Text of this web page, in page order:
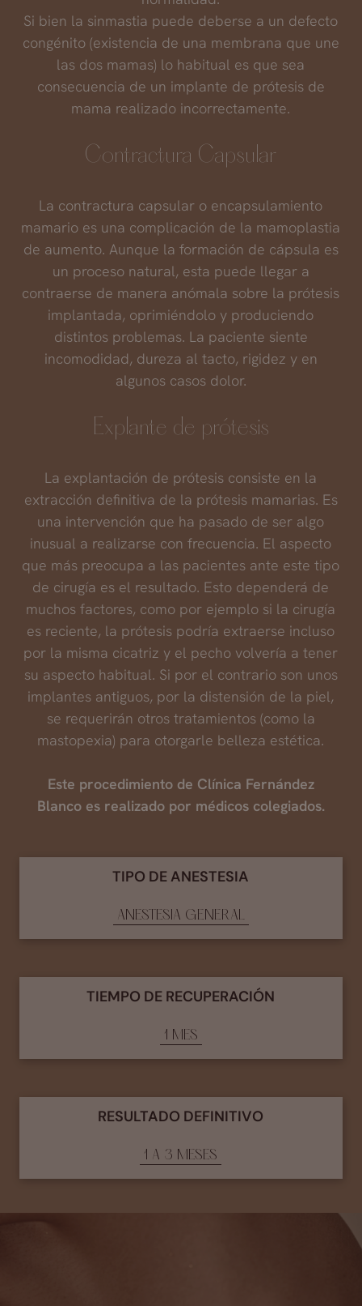
Si bien la sinmastia puede deberse a un defecto
congénito (existencia de una membrana que une
las dos mamas) lo habitual es que sea
consecuencia de un implante de prótesis de
mama realizado incorrectamente.
Contractura Capsular
La contractura capsular o encapsulamiento
mamario es una complicación de la mamoplastia
de aumento. Aunque la formación de cápsula es
un proceso natural, esta puede llegar a
contraerse de manera anómala sobre la prótesis
implantada, oprimiéndolo y produciendo
distintos problemas. La paciente siente
incomodidad, dureza al tacto, rigidez y en
algunos casos dolor.
Explante de prótesis
La explantación de prótesis consiste en la
extracción definitiva de la prótesis mamarias. Es
una intervención que ha pasado de ser algo
inusual a realizarse con frecuencia. El aspecto
que más preocupa a las pacientes ante este tipo
de cirugía es el resultado. Esto dependerá de
muchos factores, como por ejemplo si la cirugía
es reciente, la prótesis podría extraerse incluso
por la misma cicatriz y el pecho volvería a tener
su aspecto habitual. Si por el contrario son unos
implantes antiguos, por la distensión de la piel,
se requerirán otros tratamientos (como la
mastopexia) para otorgarle belleza estética.
Este procedimiento de Clínica Fernández
Blanco es realizado por médicos colegiados.
TIPO DE ANESTESIA
ANESTESIA GENERAL
TIEMPO DE RECUPERACIÓN
1 MES
RESULTADO DEFINITIVO
1 A 3 MESES